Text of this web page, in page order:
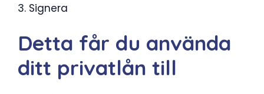
3. Signera
Detta får du använda
ditt privatlån till